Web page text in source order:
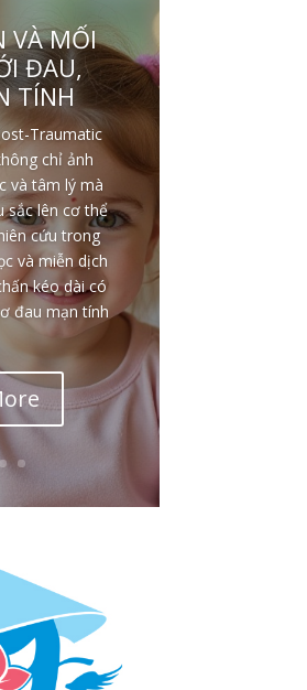
VÀ MỐI
ĐAU,
TÍNH
Traumatic
chỉ ảnh
và tâm lý mà
sắc lên cơ thể
cứu trong
và miễn dịch
kéo dài có
đau mạn tính